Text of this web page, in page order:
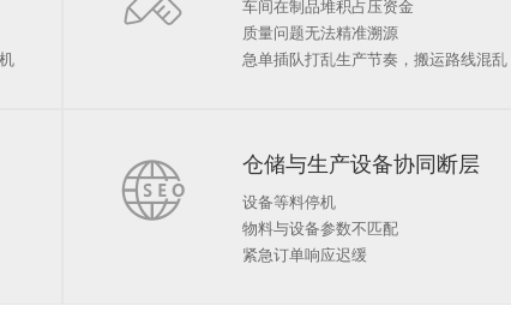
车间在制品堆积占压资金
质量问题无法精准溯源
急单插队打乱生产节奏，搬运路线混乱
 仓储与生产设备协同断层
设备等料停机
物料与设备参数不匹配
紧急订单响应迟缓